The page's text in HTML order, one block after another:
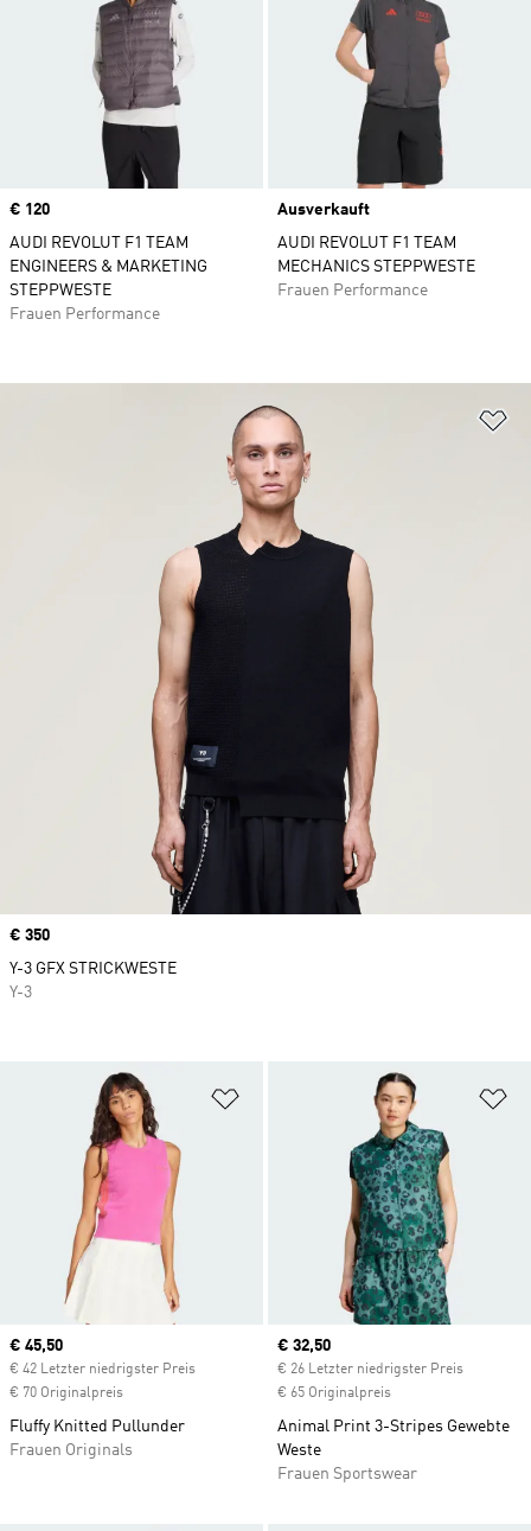
Price
€ 120
AUDI REVOLUT F1 TEAM
ENGINEERS & MARKETING
STEPPWESTE
Frauen Performance
Ausverkauft
AUDI REVOLUT F1 TEAM
MECHANICS STEPPWESTE
Frauen Performance
Zur Wunschliste hinzufügen
Current price
€ 45,50
€ 42 Letzter niedrigster Preis
€ 70 Originalpreis
Fluffy Knitted Pullunder
Frauen Originals
Current price
€ 32,50
€ 26 Letzter niedrigster Preis
€ 65 Originalpreis
Animal Print 3-Stripes Gewebte
Weste
Frauen Sportswear
Price
€ 350
Y-3 GFX STRICKWESTE
Y-3